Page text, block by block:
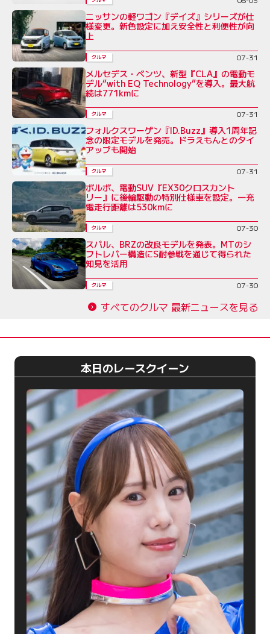
ニッサンの軽ワゴン『デイズ』シリーズが仕
様変更。新色設定に加え安全性と利便性が向
上
クルマ 07-31
メルセデス・ベンツ、新型『CLA』の電動モ
デル“with EQ Technology”を導入。最大航
続は771kmに
クルマ 07-31
フォルクスワーゲン『ID.Buzz』導入1周年記
念の限定モデルを発売。ドラえもんとのタイ
アップも開始
クルマ 07-31
ボルボ、電動SUV『EX30クロスカント
リー』に後輪駆動の特別仕様車を設定。一充
電走行距離は530kmに
クルマ 07-30
スバル、BRZの改良モデルを発表。MTのシ
フトレバー構造にS耐参戦を通じて得られた
知見を活用
クルマ 07-30
すべてのクルマ 最新ニュースを見る
本日のレースクイーン